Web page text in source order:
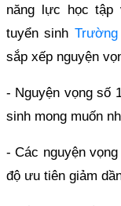
năng lực học tập
tuyển sinh
sắp xếp nguyện
- Nguyện vọng số
sinh mong muốn
- Các nguyện
độ ưu tiên giảm